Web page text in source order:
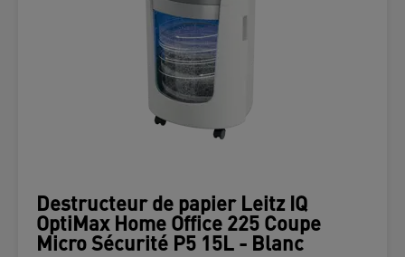
Destructeur de papier Leitz IQ
OptiMax Home Office 225 Coupe
Micro Sécurité P5 15L - Blanc